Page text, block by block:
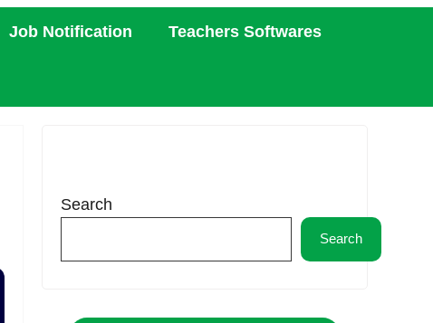
Job Notification Teachers Softwares
Search
Search